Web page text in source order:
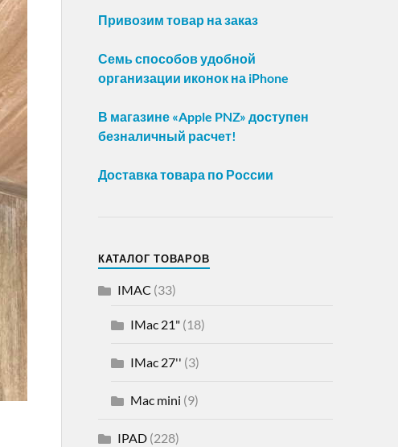
Привозим товар на заказ
Семь способов удобной
организации иконок на iPhone
В магазине «Apple PNZ» доступен
безналичный расчет!
Доставка товара по России
КАТАЛОГ ТОВАРОВ
IMAC (33)
IMac 21"(18)
IMac 27'' (3)
Mac mini (9)
IPAD(228)